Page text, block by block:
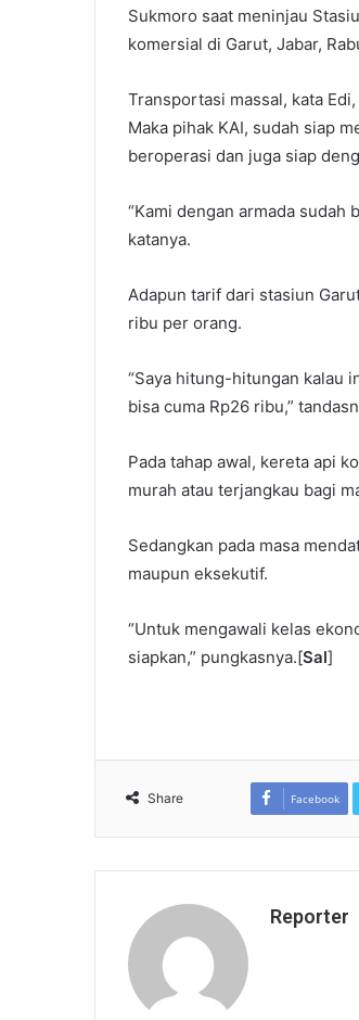
Sukmoro saat meninjau
komersial di Garut, Jabar,
Transportasi massal, kata
Maka pihak KAI, sudah siap
beroperasi dan juga siap
“Kami dengan armada sudah
katanya.
Adapun tarif dari stasiun
ribu per orang.
“Saya hitung-hitungan kalau
bisa cuma Rp26 ribu,”
Pada tahap awal, kereta api
murah atau terjangkau bagi
Sedangkan pada masa
maupun eksekutif.
“Untuk mengawali kelas
siapkan,” pungkasnya.[Sal]
Share Facebook
Reporter